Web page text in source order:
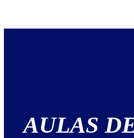
AULAS